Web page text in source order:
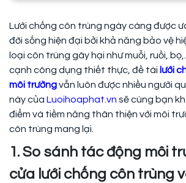
Lưới chống côn trùng ngày càng được
đời sống hiện đại bởi khả năng bảo vệ
loại côn trùng gây hại như muỗi, ruồi,
cạnh công dụng thiết thực, đề tài lưới
môi trườngvẫn luôn được nhiều người
này của Luoihoaphat.vn sẽ cùng bạn
điểm và tiềm năng thân thiện với môi
côn trùng mang lại.
1. So sánh tác động môi
cửa lưới chống côn trùng